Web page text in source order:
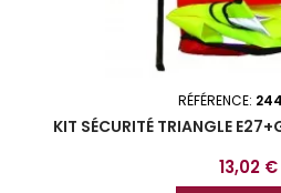
RÉFÉRENCE:
KIT SÉCURITÉ TRIANGLE
Prix
13,02 €